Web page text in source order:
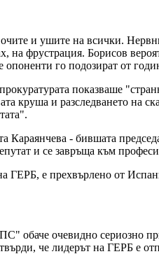
и ушите на всички.
на фрустрация. Борисов
опоненти го подозират от
показваше
круша и разследването на
- бившата
и се завръща към
ГЕРБ, е прехвърлено от
обаче очевидно сериозно
че лидерът на ГЕРБ е